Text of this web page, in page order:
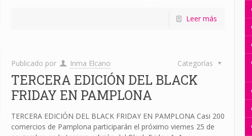
Leer más
Publicado por Inma Elcano Categorías
TERCERA EDICIÓN DEL BLACK
FRIDAY EN PAMPLONA
TERCERA EDICIÓN DEL BLACK FRIDAY EN PAMPLONA Casi 200
comercios de Pamplona participarán el próximo viernes 25 de